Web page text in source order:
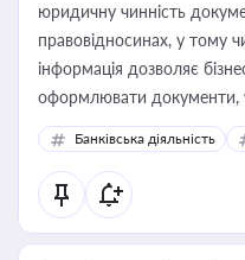
юридичну чинність
правовідносинах, у тому
інформація дозволяє
оформлювати документи,
забезпечувати їх
контрагентами
Банківська діяльність